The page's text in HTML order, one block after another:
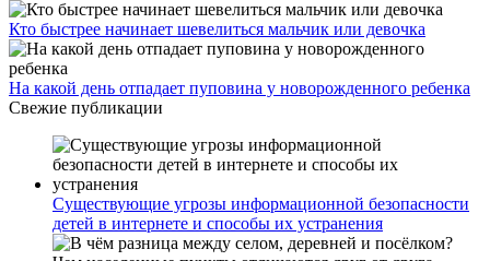
Кто быстрее начинает шевелиться мальчик или девочка
На какой день отпадает пуповина у новорожденного ребенка
Свежие публикации
Существующие угрозы информационной безопасности
детей в интернете и способы их устранения